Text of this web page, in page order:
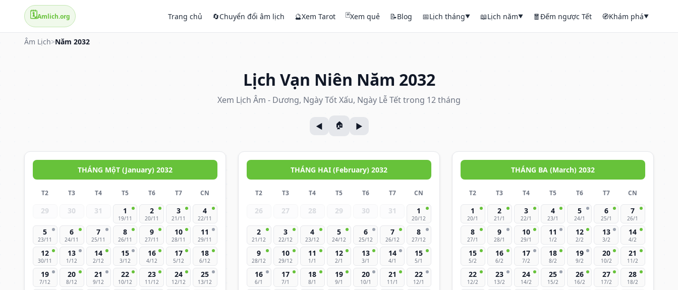
🗓️Amlich.org Trang chủ 🔄Chuyển đổi âm lịch 🔮Xem Tarot 🃏Xem quẻ 📝Blog 📅Lịch tháng▼ 📖Lịch năm▼ 🧧Đếm ngược Tết 🧭Khám phá▼
Âm Lịch>Năm 2032
Lịch Vạn Niên Năm 2032
Xem Lịch Âm - Dương, Ngày Tốt Xấu, Ngày Lễ Tết trong 12 tháng
THÁNG MộT (January) 2032
T2 T3 T4 T5 T6 T7 CN
29 30 31 1
19/11
2
20/11
3
21/11
4
22/11
5
23/11
6
24/11
7
25/11
8
26/11
9
27/11
10
28/11
11
29/11
12
30/11
13
1/12
14
2/12
15
3/12
16
4/12
17
5/12
18
6/12
19
7/12
20
8/12
21
9/12
22
10/12
23
11/12
24
12/12
25
13/12
THÁNG HAI (February) 2032
T2 T3 T4 T5 T6 T7 CN
26 27 28 29 30 31 1
20/12
2
21/12
3
22/12
4
23/12
5
24/12
6
25/12
7
26/12
8
27/12
9
28/12
10
29/12
11
1/1
12
2/1
13
3/1
14
4/1
15
5/1
16
6/1
17
7/1
18
8/1
19
9/1
20
10/1
21
11/1
22
12/1
THÁNG BA (March) 2032
T2 T3 T4 T5 T6 T7 CN
1
20/1
2
21/1
3
22/1
4
23/1
5
24/1
6
25/1
7
26/1
8
27/1
9
28/1
10
29/1
11
1/2
12
2/2
13
3/2
14
4/2
15
5/2
16
6/2
17
7/2
18
8/2
19
9/2
20
10/2
21
11/2
22
12/2
23
13/2
24
14/2
25
15/2
26
16/2
27
17/2
28
18/2